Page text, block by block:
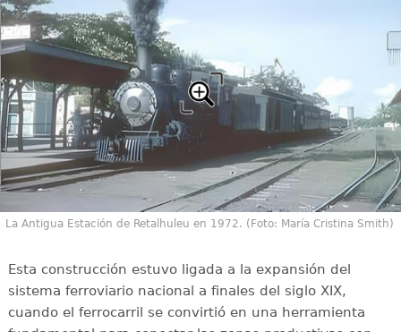
La Antigua Estación de Retalhuleu en 1972. (Foto: María Cristina Smith)
Esta construcción estuvo ligada a la expansión del
sistema ferroviario nacional a finales del siglo XIX,
cuando el ferrocarril se convirtió en una herramienta